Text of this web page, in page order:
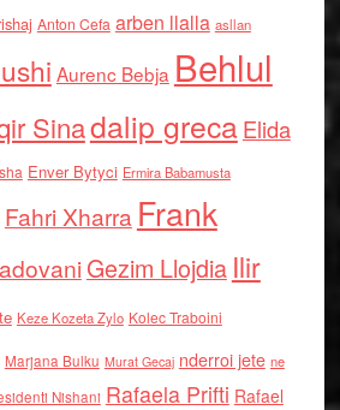
Anton Cefa arben llalla asllan
Aurenc Bebja Behlul
Sinadalip grecaElida
Enver Bytyci Ermira Babamusta
Fahri Xharra Frank
Gezim Llojdia Ilir
Keze Kozeta Zylo Kolec Traboini
Marjana Bulku Murat Gecaj nderroi jete ne
Nishani Rafaela Prifti Rafael